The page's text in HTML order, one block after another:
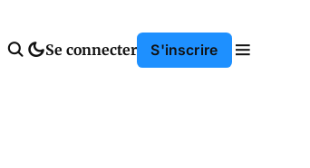
Se connecter S'inscrire